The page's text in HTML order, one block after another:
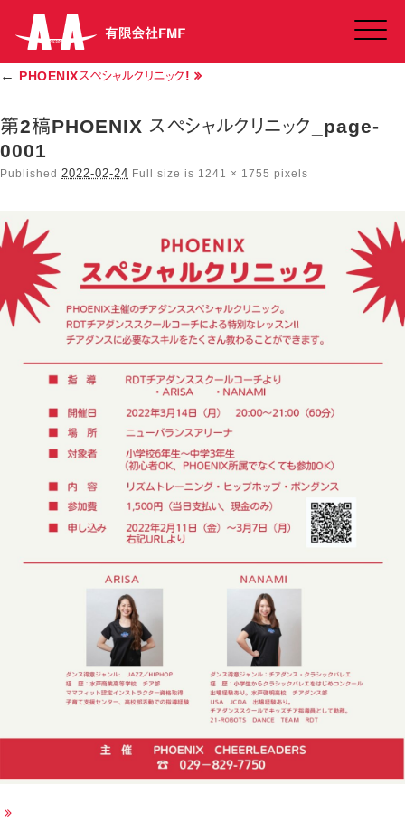
Click
← PHOENIXスペシャルクリニック!
第2稿PHOENIX スペシャルクリニック_page-
0001
Published 2022-02-24 Full size is 1241 × 1755 pixels